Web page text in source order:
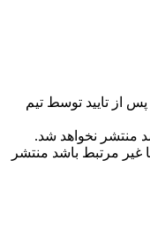
از تایید توسط تیم
منتشر نخواهد شد.
غیر مرتبط باشد منتشر